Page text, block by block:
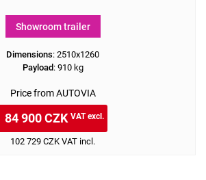
Showroom trailer
Dimensions: 2510x1260
Payload: 910 kg
Price from AUTOVIA
84 900 CZKVAT excl.
102 729 CZK VAT incl.